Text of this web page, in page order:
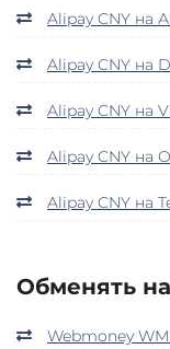
Alipay CNY на
Alipay CNY на
Alipay CNY на
Alipay CNY на
Alipay CNY на
Обменять
Webmoney